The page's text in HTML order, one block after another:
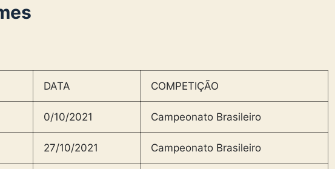
DATA COMPETIÇÃO
0/10/2021 Campeonato Brasileiro
27/10/2021 Campeonato Brasileiro